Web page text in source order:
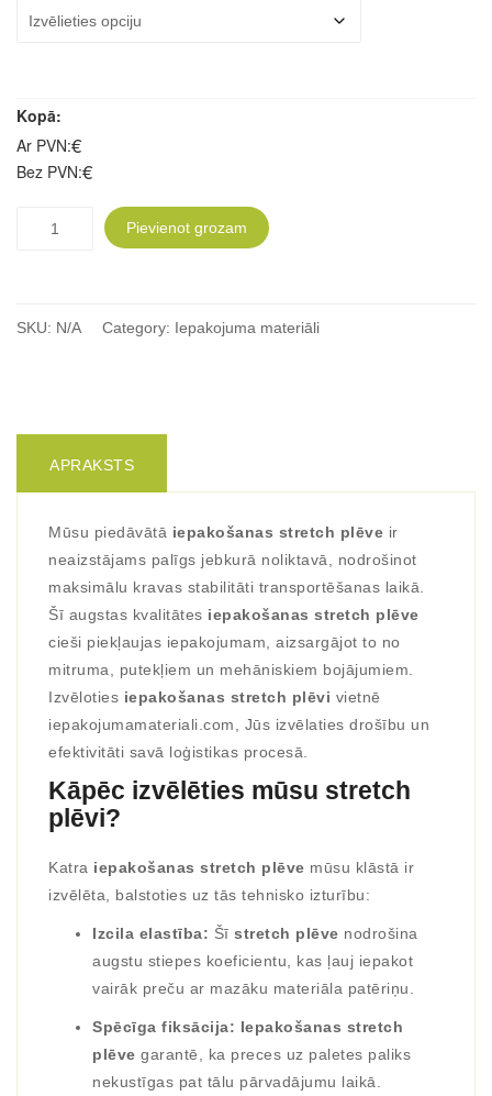
Kopā:
Ar PVN:€
Bez PVN:€
IEPAKOŠANAS
STRETCH
Pievienot grozam
SKU: N/A Category: Iepakojuma materiāli
APRAKSTS
Mūsu piedāvātā iepakošanas stretch plēve ir
neaizstājams palīgs jebkurā noliktavā, nodrošinot
maksimālu kravas stabilitāti transportēšanas laikā.
Šī augstas kvalitātes iepakošanas stretch plēve
cieši piekļaujas iepakojumam, aizsargājot to no
mitruma, putekļiem un mehāniskiem bojājumiem.
Izvēloties iepakošanas stretch plēvi vietnē
iepakojumamateriali.com, Jūs izvēlaties drošību un
efektivitāti savā loģistikas procesā.
Kāpēc izvēlēties mūsu stretch
plēvi?
Katra iepakošanas stretch plēve mūsu klāstā ir
izvēlēta, balstoties uz tās tehnisko izturību:
Izcila elastība: Šī stretch plēve nodrošina
augstu stiepes koeficientu, kas ļauj iepakot
vairāk preču ar mazāku materiāla patēriņu.
Spēcīga fiksācija: Iepakošanas stretch
plēve garantē, ka preces uz paletes paliks
nekustīgas pat tālu pārvadājumu laikā.